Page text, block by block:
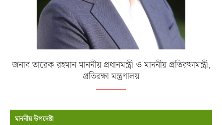
জনাব তারেক রহমান মাননীয় প্রধানমন্ত্রী ও মাননীয় প্রতিরক্ষামন্ত্রী,
প্রতিরক্ষা মন্ত্রণালয়
মাননীয় উপদেষ্টা